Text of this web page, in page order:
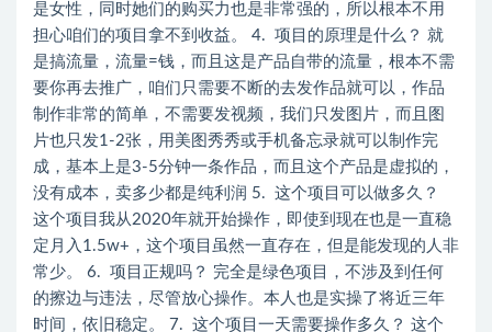
是女性，同时她们的购买力也是非常强的，所以根本不用
担心咱们的项目拿不到收益。 4. 项目的原理是什么？ 就
是搞流量，流量=钱，而且这是产品自带的流量，根本不需
要你再去推广，咱们只需要不断的去发作品就可以，作品
制作非常的简单，不需要发视频，我们只发图片，而且图
片也只发1-2张，用美图秀秀或手机备忘录就可以制作完
成，基本上是3-5分钟一条作品，而且这个产品是虚拟的，
没有成本，卖多少都是纯利润 5. 这个项目可以做多久？
这个项目我从2020年就开始操作，即使到现在也是一直稳
定月入1.5w+，这个项目虽然一直存在，但是能发现的人非
常少。 6. 项目正规吗？ 完全是绿色项目，不涉及到任何
的擦边与违法，尽管放心操作。本人也是实操了将近三年
时间，依旧稳定。 7. 这个项目一天需要操作多久？ 这个